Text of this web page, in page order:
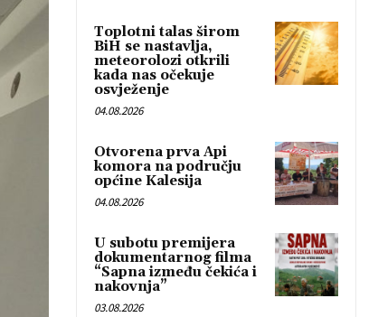
Toplotni talas širom
BiH se nastavlja,
meteorolozi otkrili
kada nas očekuje
osvježenje
04.08.2026
Otvorena prva Api
komora na području
općine Kalesija
04.08.2026
U subotu premijera
dokumentarnog filma
“Sapna između čekića i
nakovnja”
03.08.2026